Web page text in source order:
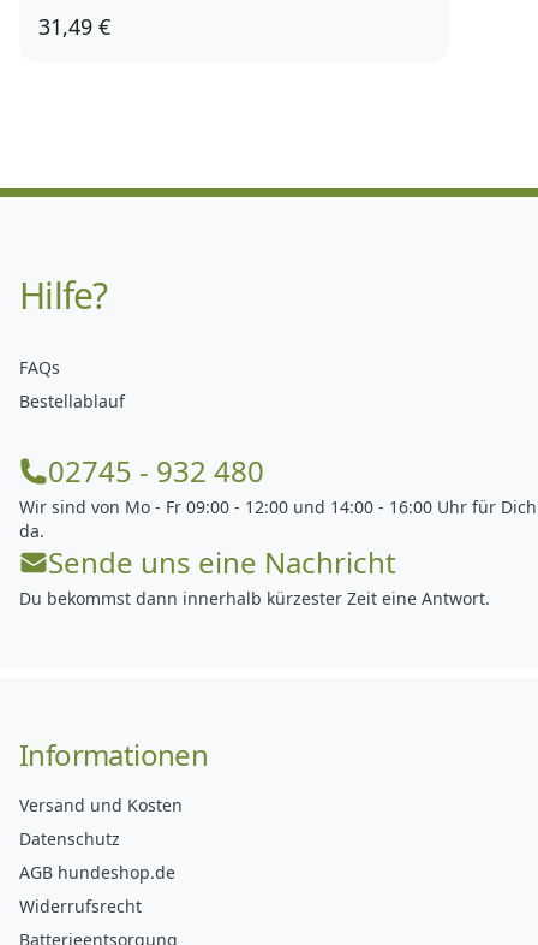
31,49 €
Hilfe?
FAQs
Bestellablauf
02745 - 932 480
Wir sind von Mo - Fr 09:00 - 12:00 und 14:00 - 16:00 Uhr für Dich
da.
Sende uns eine Nachricht
Du bekommst dann innerhalb kürzester Zeit eine Antwort.
Informationen
Versand und Kosten
Datenschutz
AGB hundeshop.de
Widerrufsrecht
Batterieentsorgung